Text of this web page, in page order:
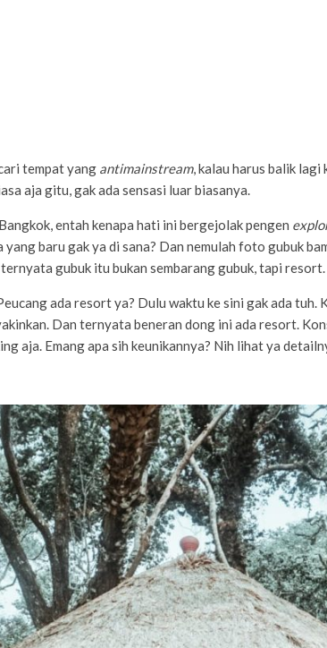
tempat yang antimainstream, kalau harus balik lagi
aja gitu, gak ada sensasi luar biasanya.
entah kenapa hati ini bergejolak pengen
yang baru gak ya di sana? Dan nemulah foto gubuk
gubuk itu bukan sembarang gubuk, tapi resort.
ada resort ya? Dulu waktu ke sini gak ada tuh.
Dan ternyata beneran dong ini ada resort.
aja. Emang apa sih keunikannya? Nih lihat ya